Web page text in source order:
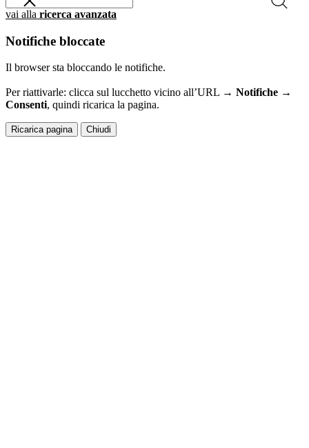
vai alla ricerca avanzata
Notifiche bloccate
Il browser sta bloccando le notifiche.
Per riattivarle: clicca sul lucchetto vicino all’URL → Notifiche →
Consenti, quindi ricarica la pagina.
Ricarica pagina Chiudi